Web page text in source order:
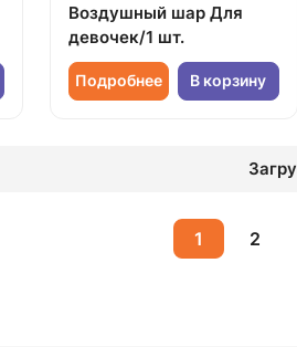
Воздушный шар Для
девочек/1 шт.
Подробнее В корзину
1 2